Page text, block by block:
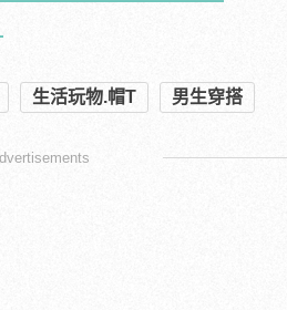
生活玩物.帽T 男生穿搭